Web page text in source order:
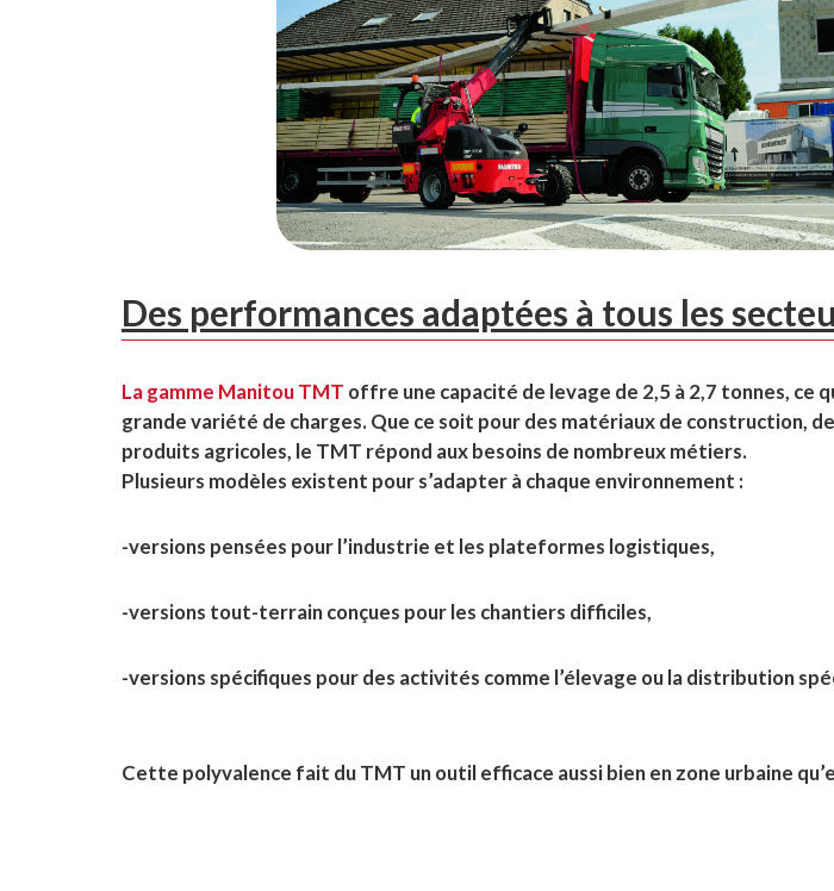
Des performances adaptées à tous les
La gamme Manitou TMT offre une capacité de levage de 2,5 à 2,7 tonnes, ce
grande variété de charges. Que ce soit pour des matériaux de construction,
produits agricoles, le TMT répond aux besoins de nombreux métiers.
Plusieurs modèles existent pour s’adapter à chaque environnement :
-versions pensées pour l’industrie et les plateformes logistiques,
-versions tout-terrain conçues pour les chantiers difficiles,
-versions spécifiques pour des activités comme l’élevage ou la distribution
Cette polyvalence fait du TMT un outil efficace aussi bien en zone urbaine